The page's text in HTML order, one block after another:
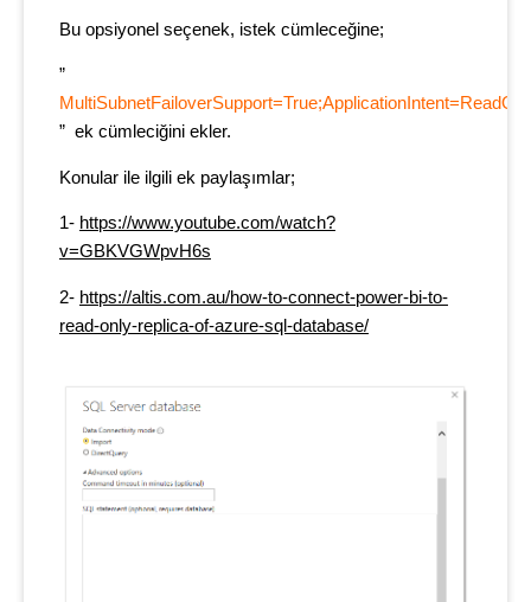
Bu opsiyonel seçenek, istek cümleceğine;
”
” ek cümleciğini ekler.
Konular ile ilgili ek paylaşımlar;
1- https://www.youtube.com/watch?
v=GBKVGWpvH6s
2- https://altis.com.au/how-to-connect-power-bi-to-
read-only-replica-of-azure-sql-database/